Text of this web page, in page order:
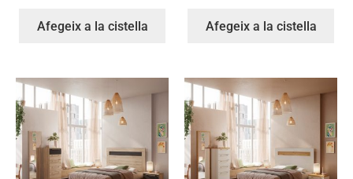
Afegeix a la cistella Afegeix a la cistella